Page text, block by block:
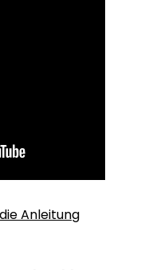
Anleitung